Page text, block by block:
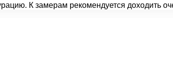
К замерам рекомендуется доходить